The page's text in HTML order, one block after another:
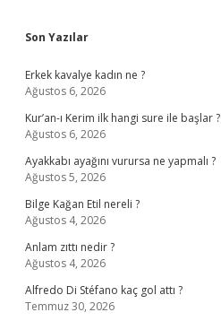
Sidebar
Son Yazılar
Erkek kavalye kadın ne ?
Ağustos 6, 2026
Kur’an-ı Kerim ilk hangi sure ile başlar ?
Ağustos 6, 2026
Ayakkabı ayağını vurursa ne yapmalı ?
Ağustos 5, 2026
Bilge Kağan Etil nereli ?
Ağustos 4, 2026
Anlam zıttı nedir ?
Ağustos 4, 2026
Alfredo Di Stéfano kaç gol attı ?
Temmuz 30, 2026